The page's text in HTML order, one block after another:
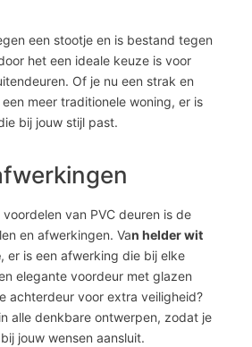
een stootje en is bestand tegen
het een ideale keuze is voor
Of je nu een strak en
meer traditionele woning, er is
bij jouw stijl past.
van PVC deuren is de
en afwerkingen. Van helder wit
, er is een afwerking die bij elke
elegante voordeur met glazen
achterdeur voor extra veiligheid?
alle denkbare ontwerpen, zodat je
jouw wensen aansluit.